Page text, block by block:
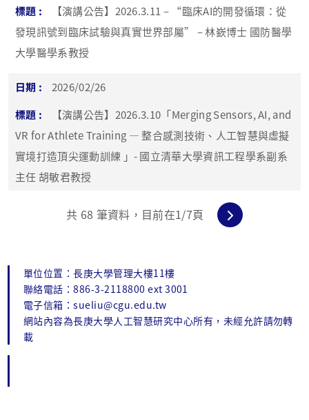
【演講公告】2026.3.11 – “臨床AI的開發循環：從
發現訊號到臨床試驗與真實世界部屬” – 林嶔博士 國防醫學
大學醫學系教授
2026/02/26
【演講公告】2026.3.10「Merging Sensors, AI, and
VR for Athlete Training — 整合感測技術、人工智慧與虛擬
實境打造頂尖運動訓練 」- 國立清華大學資訊工程學系副系
主任 胡敏君教授
共 68 筆資料，目前在1/7頁
單位位置：長庚大學管理大樓11樓
聯絡電話：886-3-2118800 ext 3001
電子信箱：sueliu@cgu.edu.tw
網站內容為長庚大學人工智慧研究中心所有，未經允許請勿轉
載